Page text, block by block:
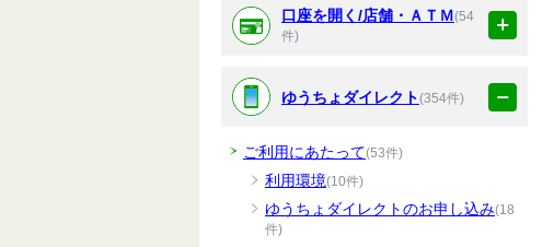
口座を開く/店舗・ＡＴＭ(54
件)
ゆうちょダイレクト(354件)
ご利用にあたって(53件)
利用環境(10件)
ゆうちょダイレクトのお申し込み(18
件)